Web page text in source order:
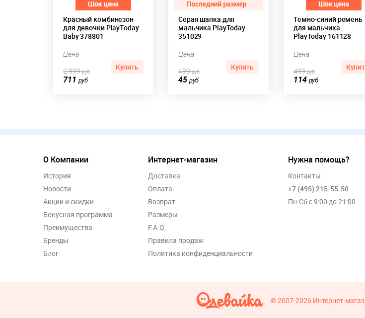
Красный комбинезон
для девочки PlayToday
Baby 378801
Цена
711 руб
2 999руб Купить
Серая шапка для
мальчика PlayToday
351029
Цена
45 руб
499руб Купить
Темно-синий ремень
для мальчика
PlayToday 161128
Цена
114 руб
499руб
О Компании
История
Новости
Акции и скидки
Бонусная программа
Преимущества
Бренды
Блог
Интернет-магазин
Доставка
Оплата
Возврат
Размеры
F.A.Q.
Правила продаж
Политика конфиденциальности
Нужна помощь?
Контакты
+7 (495) 215-55-50
Пн-Сб с 9:00 до 21:00
© 2007-2026 Интернет-